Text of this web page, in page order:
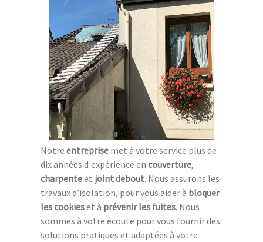
Notre entreprise met à votre service plus de
dix années d'expérience en couverture,
charpenteet joint debout. Nous assurons les
travaux d’isolation, pour vous aider à bloquer
les cookieset à prévenir les fuites. Nous
sommes à votre écoute pour vous fournir des
solutions pratiques et adaptées à votre